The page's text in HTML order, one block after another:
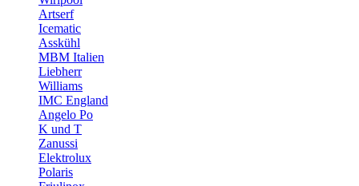
Artserf
Icematic
Asskühl
MBM Italien
Liebherr
Williams
IMC England
Angelo Po
K und T
Zanussi
Elektrolux
Polaris